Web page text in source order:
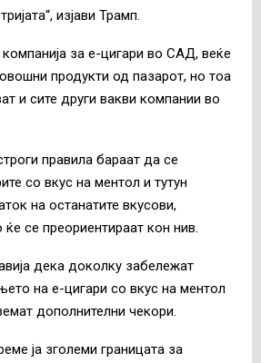
изјави Трамп.
компанија за е-цигари во САД, веќе
продукти од пазарот, но тоа
и сите други вакви компании во
правила бараат да се
со вкус на ментол и тутун
на останатите вкусови,
ќе се преориентираат кон нив.
дека доколку забележат
на е-цигари со вкус на ментол
дополнителни чекори.
ја зголеми границата за